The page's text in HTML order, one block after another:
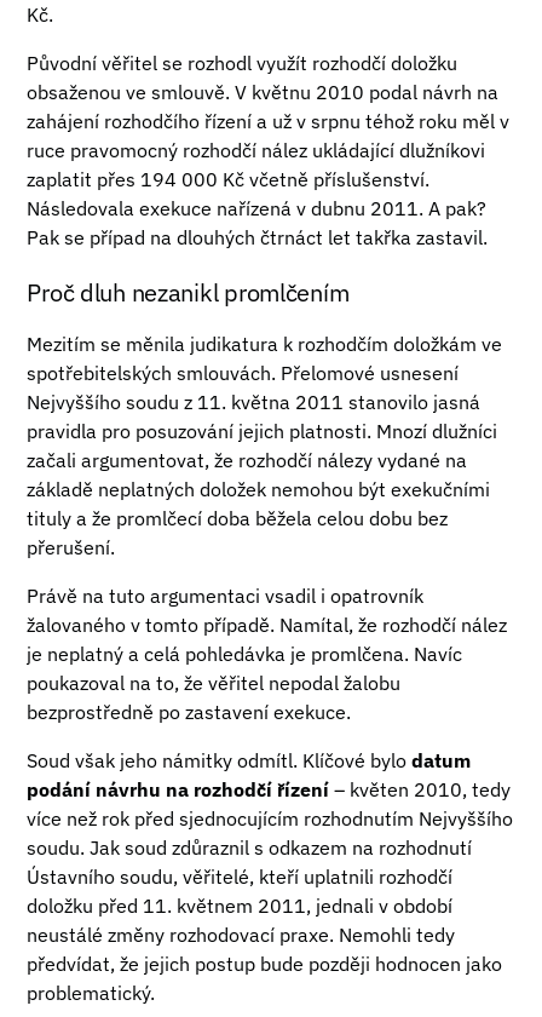
Kč.
Původní věřitel se rozhodl využít rozhodčí doložku
obsaženou ve smlouvě. V květnu 2010 podal návrh na
zahájení rozhodčího řízení a už v srpnu téhož roku měl v
ruce pravomocný rozhodčí nález ukládající dlužníkovi
zaplatit přes 194 000 Kč včetně příslušenství.
Následovala exekuce nařízená v dubnu 2011. A pak?
Pak se případ na dlouhých čtrnáct let takřka zastavil.
Proč dluh nezanikl promlčením
Mezitím se měnila judikatura k rozhodčím doložkám ve
spotřebitelských smlouvách. Přelomové usnesení
Nejvyššího soudu z 11. května 2011 stanovilo jasná
pravidla pro posuzování jejich platnosti. Mnozí dlužníci
začali argumentovat, že rozhodčí nálezy vydané na
základě neplatných doložek nemohou být exekučními
tituly a že promlčecí doba běžela celou dobu bez
přerušení.
Právě na tuto argumentaci vsadil i opatrovník
žalovaného v tomto případě. Namítal, že rozhodčí nález
je neplatný a celá pohledávka je promlčena. Navíc
poukazoval na to, že věřitel nepodal žalobu
bezprostředně po zastavení exekuce.
Soud však jeho námitky odmítl. Klíčové bylodatum
podání návrhu na rozhodčí řízení – květen 2010, tedy
více než rok před sjednocujícím rozhodnutím Nejvyššího
soudu. Jak soud zdůraznil s odkazem na rozhodnutí
Ústavního soudu, věřitelé, kteří uplatnili rozhodčí
doložku před 11. květnem 2011, jednali v období
neustálé změny rozhodovací praxe. Nemohli tedy
předvídat, že jejich postup bude později hodnocen jako
problematický.